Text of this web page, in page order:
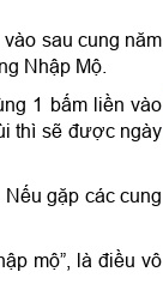
sau cung năm
Nhập Mộ.
1 bấm liền vào
thì sẽ được ngày
gặp các cung
mộ”, là điều vô